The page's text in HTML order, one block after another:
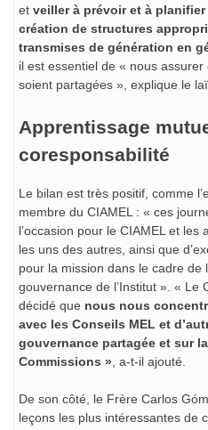
et veiller à prévoir et à planifier
création de structures
transmises de génération en
il est essentiel de « nous
soient partagées », explique le
Apprentissage
coresponsabilité
Le bilan est très positif, comme
membre du CIAMEL : « ces
l’occasion pour le CIAMEL et les
les uns des autres, ainsi que
pour la mission dans le cadre de
gouvernance de l’Institut ». « Le
décidé que nous nous
avec les Conseils MEL et
gouvernance partagée et sur
Commissions » , a-t-il ajouté.
De son côté, le Frère Carlos
leçons les plus intéressantes de